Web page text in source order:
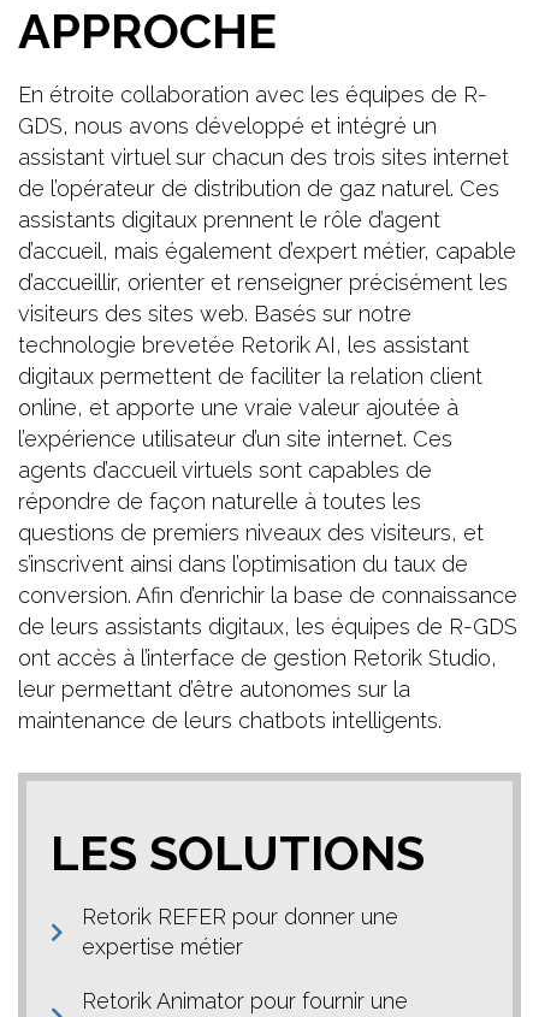
APPROCHE
En étroite collaboration avec les équipes de R-
GDS, nous avons développé et intégré un
assistant virtuel sur chacun des trois sites internet
de l’opérateur de distribution de gaz naturel. Ces
assistants digitaux prennent le rôle d’agent
d’accueil, mais également d’expert métier, capable
d’accueillir, orienter et renseigner précisément les
visiteurs des sites web. Basés sur notre
technologie brevetée Retorik AI, les assistant
digitaux permettent de faciliter la relation client
online, et apporte une vraie valeur ajoutée à
l’expérience utilisateur d’un site internet. Ces
agents d’accueil virtuels sont capables de
répondre de façon naturelle à toutes les
questions de premiers niveaux des visiteurs, et
s’inscrivent ainsi dans l’optimisation du taux de
conversion. Afin d’enrichir la base de connaissance
de leurs assistants digitaux, les équipes de R-GDS
ont accès à l’interface de gestion Retorik Studio,
leur permettant d’être autonomes sur la
maintenance de leurs chatbots intelligents.
LES SOLUTIONS
Retorik REFER pour donner une
expertise métier
Retorik Animator pour fournir une